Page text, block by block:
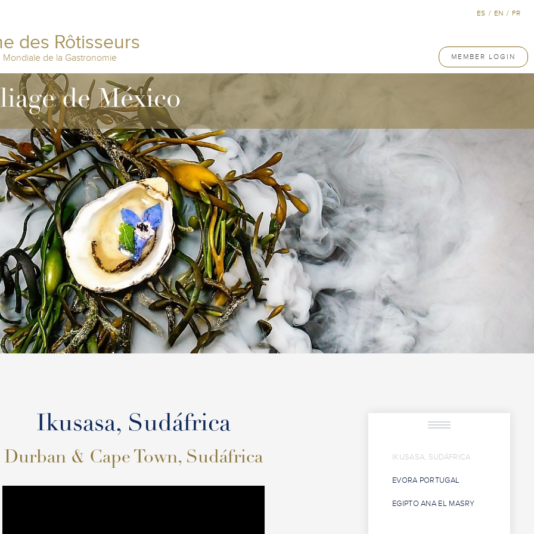
des Rôtisseurs
Mondiale de la Gastronomie MEMBER LOGIN
ES / EN / FR
de México
Ikusasa, Sudáfrica
Durban & Cape Town, Sudáfrica IKUSASA, SUDÁFRICA
EVORA PORTUGAL
EGIPTO ANA EL MASRY